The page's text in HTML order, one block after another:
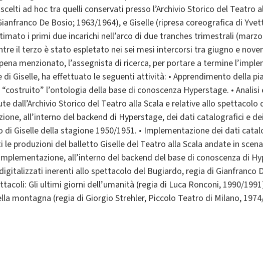
ad hoc tra quelli conservati presso l’Archivio Storico del Teatro
De Bosio; 1963/1964), e Giselle (ripresa coreografica di
i primi due incarichi nell’arco di due tranches trimestrali
il terzo è stato espletato nei sei mesi intercorsi tra giugno e
menzionato, l’assegnista di ricerca, per portare a termine
Giselle, ha effettuato le seguenti attività: • Apprendimento della
l’ontologia della base di conoscenza Hyperstage. •
dall’Archivio Storico del Teatro alla Scala e relative allo spettacolo
all’interno del backend di Hyperstage, dei dati catalografici e
Giselle della stagione 1950/1951. • Implementazione dei dati
produzioni del balletto Giselle del Teatro alla Scala andate in
all’interno del backend del base di conoscenza di
inerenti allo spettacolo del Bugiardo, regia di Gianfranco
Gli ultimi giorni dell’umanità (regia di Luca Ronconi, 1990/
montagna (regia di Giorgio Strehler, Piccolo Teatro di Milano,